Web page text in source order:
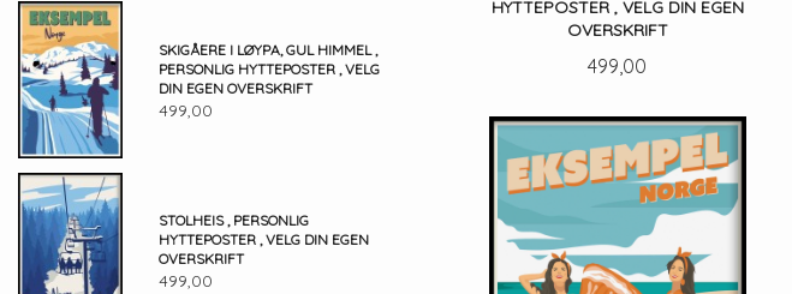
HYTTEPOSTER , VELG DIN EGEN
OVERSKRIFT
Pris
499,00
LES MER
SKIGÅERE I LØYPA, GUL HIMMEL ,
PERSONLIG HYTTEPOSTER , VELG
DIN EGEN OVERSKRIFT
499,00
STOLHEIS , PERSONLIG
HYTTEPOSTER , VELG DIN EGEN
OVERSKRIFT
499,00